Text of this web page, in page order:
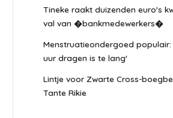
Tineke raakt duizenden euro's
val van �bankmedewerkers�
Menstruatieondergoed populair:
uur dragen is te lang'
Lintje voor Zwarte Cross-
Tante Rikie